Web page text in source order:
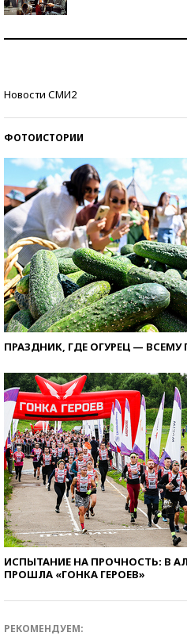
Новости СМИ2
ФОТОИСТОРИИ
ПРАЗДНИК, ГДЕ ОГУРЕЦ — ВСЕМУ
ИСПЫТАНИЕ НА ПРОЧНОСТЬ: В
ПРОШЛА «ГОНКА ГЕРОЕВ»
РЕКОМЕНДУЕМ: